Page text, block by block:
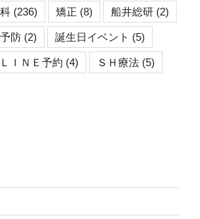
(236) 矯正 (8) 船井総研 (2)
防 (2) 誕生日イベント (5)
ＬＩＮＥ予約 (4) ＳＨ療法 (5)